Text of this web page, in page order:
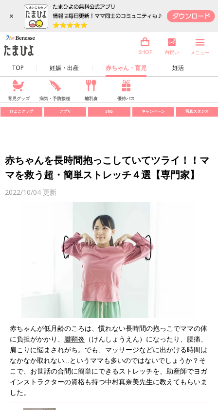
×
TOP 妊娠・出産 赤ちゃん・育児 妊活
SHOP 内祝い メニュー
育児グッズ 病気・予防接種 離乳食 優待パス
ひよこクラブ アプリ SNS キャンペーン 写真スタジオ
赤ちゃんを長時間抱っこしていてツライ！！マ
マを救う超・簡単ストレッチ４選【専門家】
2022/10/04 更新
赤ちゃんが低月齢のころは、慣れない長時間の抱っこでママの体
に負担がかかり、 腱鞘炎 （けんしょうえん）になったり、腰痛、
肩こりに悩まされがち。でも、マッサージなどに出かける時間は
なかなか取れない…というママも多いのではないでしょうか？そ
こで、お世話の合間に簡単にできるストレッチを、助産師でヨガ
インストラクターの資格も持つ中村真奈美先生に教えてもらいま
した。